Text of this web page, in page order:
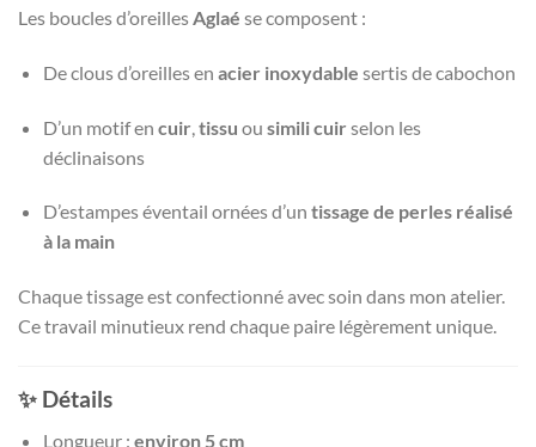
Les boucles d’oreillesAglaé se composent :
De clous d’oreilles en acier inoxydable sertis de cabochon
D’un motif en cuir tissu ou simili cuir selon les
déclinaisons
D’estampes éventail ornées d’un tissage de perles réalisé
à la main
Chaque tissage est confectionné avec soin dans mon atelier.
Ce travail minutieux rend chaque paire légèrement unique.
✨ Détails
Longueur : environ 5 cm